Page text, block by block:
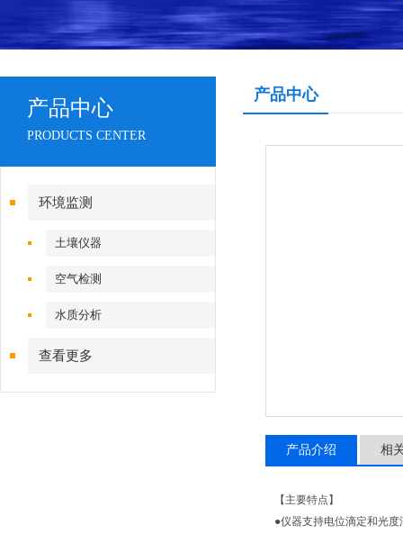
产品中心
PRODUCTS CENTER
环境监测
土壤仪器
空气检测
水质分析
查看更多
产品中心
产品介绍 相
【主要特点】
●仪器支持电位滴定和光